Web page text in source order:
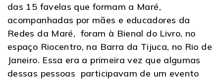
das 15 favelas que formam a Maré,
acompanhadas por mães e educadores da
Redes da Maré, foram à Bienal do Livro, no
espaço Riocentro, na Barra da Tijuca, no Rio de
Janeiro. Essa era a primeira vez que algumas
dessas pessoas participavam de um evento